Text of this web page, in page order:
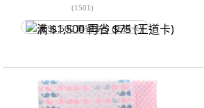
(1501)
满 $1,500 再省 $75 (王道卡)